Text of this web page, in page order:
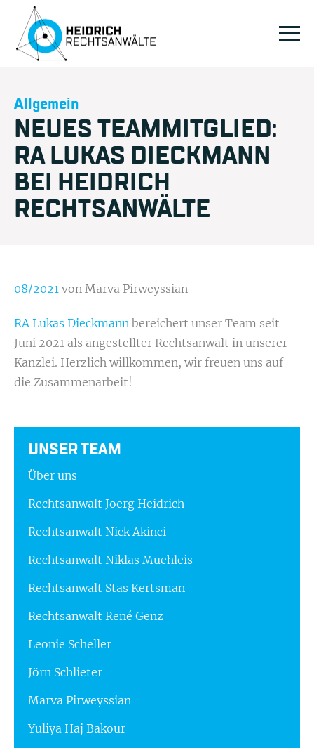
Allgemein
NEUES TEAMMITGLIED:
RA LUKAS DIECKMANN
BEI HEIDRICH
RECHTSANWÄLTE
08/2021 von Marva Pirweyssian
RA Lukas Dieckmann bereichert unser Team seit
Juni 2021 als angestellter Rechtsanwalt in unserer
Kanzlei. Herzlich willkommen, wir freuen uns auf
die Zusammenarbeit!
UNSER TEAM
Über uns
Rechtsanwalt Joerg Heidrich
Rechtsanwalt Nick Akinci
Rechtsanwalt Niklas Muehleis
Rechtsanwalt Stas Kertsman
Rechtsanwalt René Genz
Leonie Scheller
Jörn Schlieter
Marva Pirweyssian
Yuliya Haj Bakour